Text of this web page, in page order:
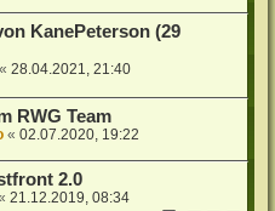
KanePeterson (29
«28.04.2021, 21:40
RWG Team
«02.07.2020, 19:22
2.0
21.12.2019, 08:34